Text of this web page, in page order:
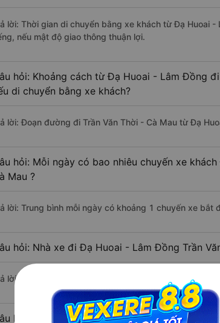
lời: Thời gian di chuyển bằng xe khách từ Đạ Huoai
nếu mật độ giao thông thuận lợi.
hỏi: Khoảng cách từ Đạ Huoai - Lâm Đồng
di chuyển bằng xe khách?
lời: Đoạn đường đi Trần Văn Thời - Cà Mau từ Đạ
hỏi: Mỗi ngày có bao nhiêu chuyến xe
Mau ?
lời: Trung bình mỗi ngày có khoảng 1 chuyến xe bắt
hỏi: Nhà xe đi Đạ Huoai - Lâm Đồng Trần
lời: Chuyến xe có giờ xuất phát sớm nhất vào lúc
hỏi: Nhà xe đi Trần Văn Thời - Cà Mau từ